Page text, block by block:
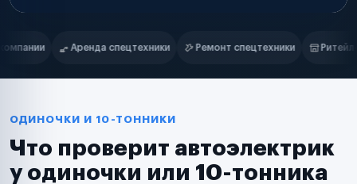
Нам доверяют
Ремонт спецтехники Ритейл-сети Управляющие компании
Маркетплейсы
Таксопарки
Автодилеры
Поставщики запчастей
ОДИНОЧКИ И 10-ТОННИКИ
Что проверит автоэлектрик
у одиночки или 10-тонника